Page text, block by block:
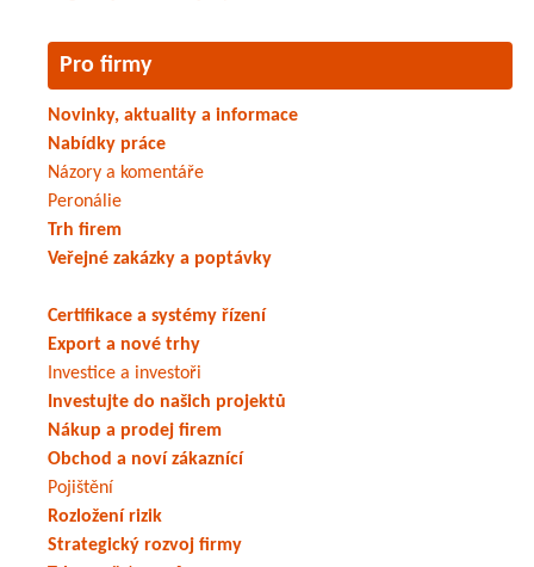
Pro firmy
Novinky, aktuality a informace
Nabídky práce
Názory a komentáře
Peronálie
Trh firem
Veřejné zakázky a poptávky
Certifikace a systémy řízení
Export a nové trhy
Investice a investoři
Investujte do našich projektů
Nákup a prodej firem
Obchod a noví zákaznící
Pojištění
Rozložení rizik
Strategický rozvoj firmy